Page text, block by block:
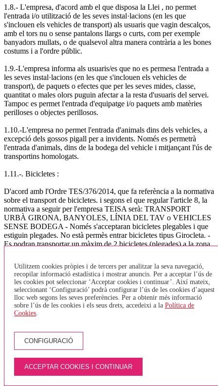
1.8.- L'empresa, d'acord amb el que disposa la Llei , no permet
l'entrada i/o utilització de les seves instal·lacions (en les que
s'inclouen els vehicles de transport) als usuaris que vagin descalços,
amb el tors nu o sense pantalons llargs o curts, com per exemple
banyadors mullats, o de qualsevol altra manera contrària a les bones
costums i a l'ordre públic.
1.9.-L'empresa informa als usuaris/es que no es permesa l'entrada a
les seves instal·lacions (en les que s'inclouen els vehicles de
transport), de paquets o efectes que per les seves mides, classe,
quantitat o males olors puguin afectar a la resta d'usuaris del servei.
Tampoc es permet l'entrada d'equipatge i/o paquets amb matèries
perilloses o objectes perillosos.
1.10.-L'empresa no permet l'entrada d'animals dins dels vehicles, a
excepció dels gossos pigall per a invidents. Només es permetrà
l'entrada d'animals, dins de la bodega del vehicle i mitjançant l'ús de
transportins homologats.
1.11.-. Bicicletes :
D'acord amb l'Ordre TES/376/2014, que fa referència a la normativa
sobre el transport de bicicletes. i segons el que regular l'article 8, la
normativa a seguir per l'empresa TEISA serà: TRANSPORT
URBÀ GIRONA, BANYOLES, LÍNIA DEL TAV o VEHICLES
SENSE BODEGA - Només s'acceptaran bicicletes plegables i que
estiguin plegades. No està permès entrar bicicletes tipus Girocleta. -
Es podran transportar un màxim de 2 bicicletes (plegades) a la zona
PMR estigui ocupat per una bicicleta, aquesta haurà de baixar de
l'autobús i esperar el següent, ja que tenen prioritat les cadires de
rodes. - Només s'acceptarà una bicicleta per persona. - Els viatgers
no hauran de pagar per pujar la bicicleta. TRANSPORT
INTERURBÀ - Les bicicletes aniran sempre a la bodega, aquestes
hauran de tenir un estat de neteja correcte i en cap cas s'acceptaran
pot admetre en cada vehicle estarà condicionat a l'espai disponible
en funció de les dimensions del vehicle, per al vehicles de més de 45
places s'ha fixat un màxim de 2 bicicletes per autocar, doncs s'ha de
preveure espai per la resta d'equipatge. (l'Ordre indica un màxim de
5 bicicletes) - El passatger que transporti una bicicleta a bord del
vehicle serà responsable dels danys i perjudicis que aquesta pugui
produir a altres passatgers, als seus equipatges i al mateix vehicle. -
Utilitzem cookies pròpies i de tercers per analitzar la seva navegació,
recopilar informació estadística i mostrar anuncis. Per a acceptar l’ús de
les cookies pot seleccionar ‘Acceptar cookies i continuar’. Així mateix,
seleccionant ‘Configuració’ podrà configurar l’ús de les cookies d’aquest
lloc web segons les seves preferències. Per a obtenir més informació
sobre l’ús de les cookies i els seus drets, accedeixi a la Política de
Cookies.
CONFIGURACIÓ
ACCEPTAR COOKIES I CONTINUAR